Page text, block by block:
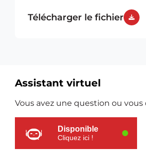
Télécharger le fichier
Ressources
Assistant virtuel
Vous avez une question ou
Disponible
Cliquez ici !